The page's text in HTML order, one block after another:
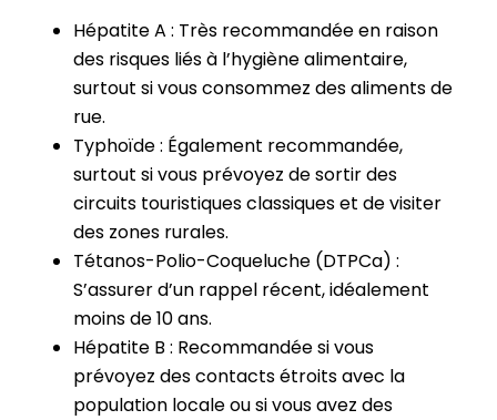
Hépatite A : Très recommandée en raison
des risques liés à l’hygiène alimentaire,
surtout si vous consommez des aliments de
rue.
Typhoïde : Également recommandée,
surtout si vous prévoyez de sortir des
circuits touristiques classiques et de visiter
des zones rurales.
Tétanos-Polio-Coqueluche (DTPCa) :
S’assurer d’un rappel récent, idéalement
moins de 10 ans.
Hépatite B : Recommandée si vous
prévoyez des contacts étroits avec la
population locale ou si vous avez des